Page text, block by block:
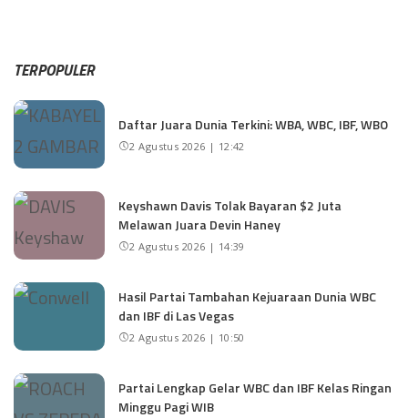
TERPOPULER
Daftar Juara Dunia Terkini: WBA, WBC, IBF, WBO
2 Agustus 2026 | 12:42
Keyshawn Davis Tolak Bayaran $2 Juta
Melawan Juara Devin Haney
2 Agustus 2026 | 14:39
Hasil Partai Tambahan Kejuaraan Dunia WBC
dan IBF di Las Vegas
2 Agustus 2026 | 10:50
Partai Lengkap Gelar WBC dan IBF Kelas Ringan
Minggu Pagi WIB